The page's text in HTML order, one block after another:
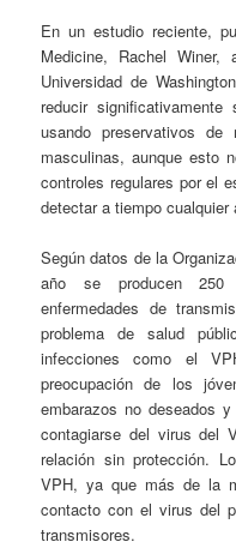
En un estudio reciente,
Medicine, Rachel Winer,
Universidad de
reducir
usando preservativos de
masculinas, aunque esto
controles regulares por el
detectar a tiempo cualquier
Según datos de la
año se producen
enfermedades de
problema de salud
infecciones como el
preocupación de los
embarazos no deseados
contagiarse del virus del
relación sin protección.
VPH, ya que más de la
contacto con el virus del
transmisores.